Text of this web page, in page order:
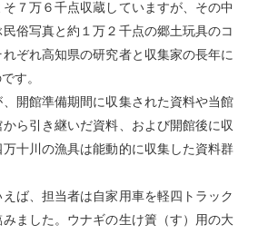
７万６千点収蔵していますが、その中
俗写真と約１万２千点の郷土玩具のコ
ぞれ高知県の研究者と収集家の長年に
す。
開館準備期間に収集された資料や当館
ら引き継いだ資料、および開館後に収
十川の漁具は能動的に収集した資料群
ば、担当者は自家用車を軽四トラック
ました。ウナギの生け簀（す）用の大